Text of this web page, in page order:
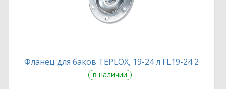
Фланец для баков TEPLOX, 19-24 л FL19-24 2
в наличии